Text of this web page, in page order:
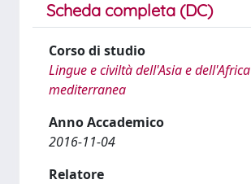
Scheda completa (DC)
Corso di studio
Lingue e civiltà dell'Asia e dell'Africa
mediterranea
Anno Accademico
2016-11-04
Relatore